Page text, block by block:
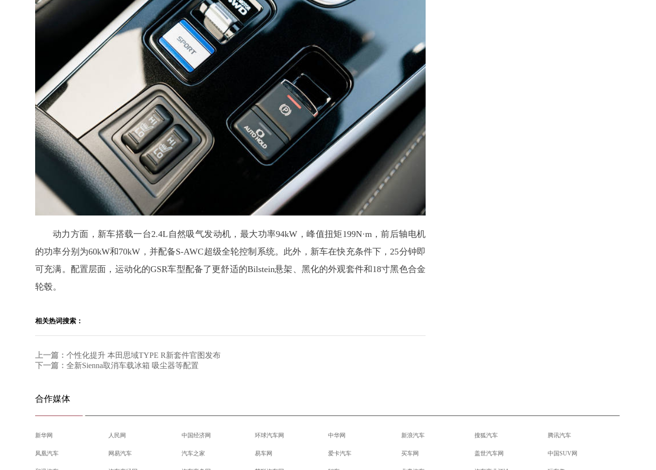
动力方面，新车搭载一台2.4L自然吸气发动机，最大功率94kW，峰值扭矩199N·m，前后轴电机
的功率分别为60kW和70kW，并配备S-AWC超级全轮控制系统。此外，新车在快充条件下，25分钟即
可充满。配置层面，运动化的GSR车型配备了更舒适的Bilstein悬架、黑化的外观套件和18寸黑色合金
轮毂。
相关热词搜索：
上一篇： 个性化提升 本田思域TYPE R新套件官图发布
下一篇： 全新Sienna取消车载冰箱 吸尘器等配置
合作媒体
新华网 人民网 中国经济网 环球汽车网 中华网 新浪汽车 搜狐汽车 腾讯汽车
凤凰汽车 网易汽车 汽车之家 易车网 爱卡汽车 买车网 盖世汽车网 中国SUV网